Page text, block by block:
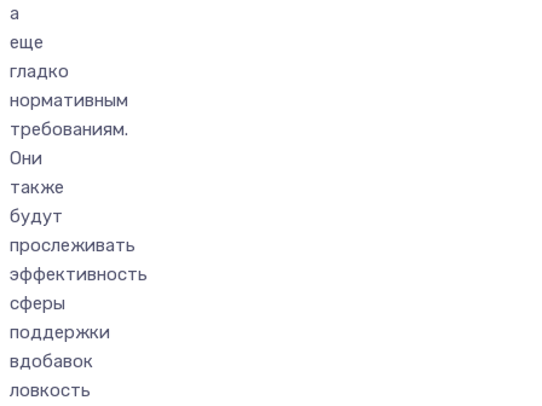
а
еще
гладко
нормативным
требованиям.
Они
также
будут
прослеживать
эффективность
сферы
поддержки
вдобавок
ловкость